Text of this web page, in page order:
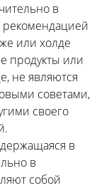
в
или холде
продукты или
не являются
советами,
своего
в
в
собой